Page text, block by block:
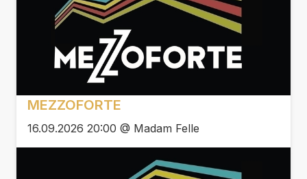
MEZZOFORTE
16.09.2026 20:00 @ Madam Felle